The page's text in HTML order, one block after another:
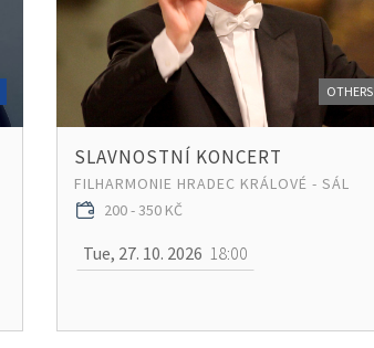
OTHERS
SLAVNOSTNÍ KONCERT
FILHARMONIE HRADEC KRÁLOVÉ - SÁL
200 - 350 KČ
Tue, 27. 10. 2026 18:00